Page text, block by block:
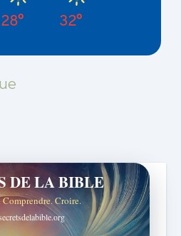
28° 32°
DE LA BIBLE
Croire.